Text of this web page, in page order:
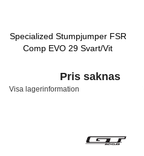
Specialized Stumpjumper FSR
Comp EVO 29 Svart/Vit
Pris saknas
Visa lagerinformation